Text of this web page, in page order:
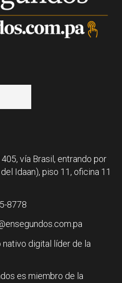
vía Brasil, entrando por
Idaan), piso 11, oficina 11
8778
nativo digital líder de la
es miembro de la